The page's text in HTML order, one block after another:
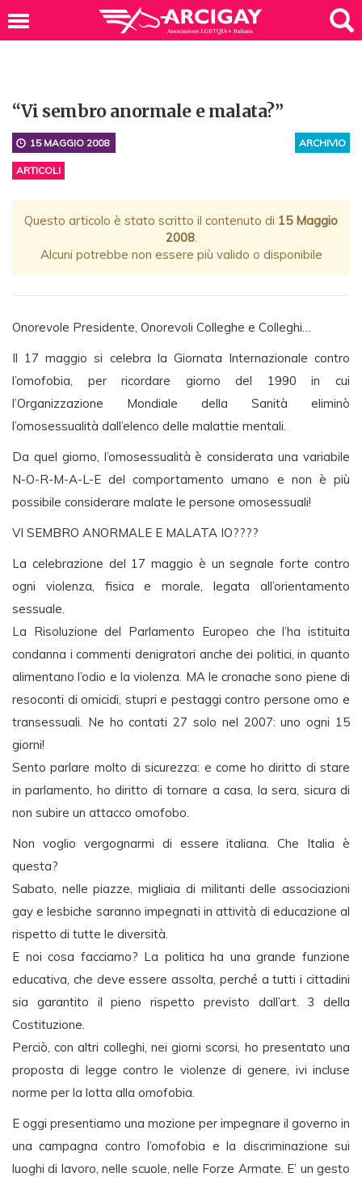
“Vi sembro anormale e malata?”
ARCHIVIO
15 MAGGIO 2008
ARTICOLI
Questo articolo è stato scritto il contenuto di 15 Maggio
2008.
Alcuni potrebbe non essere più valido o disponibile
Onorevole Presidente, Onorevoli Colleghe e Colleghi…
Il 17 maggio si celebra la Giornata Internazionale contro
l’omofobia, per ricordare giorno del 1990 in cui
l’Organizzazione Mondiale della Sanità eliminò
l’omosessualità dall’elenco delle malattie mentali.
Da quel giorno, l’omosessualità è considerata una variabile
N-O-R-M-A-L-E del comportamento umano e non è più
possibile considerare malate le persone omosessuali!
VI SEMBRO ANORMALE E MALATA IO????
La celebrazione del 17 maggio è un segnale forte contro
ogni violenza, fisica e morale, legata all’orientamento
sessuale.
La Risoluzione del Parlamento Europeo che l’ha istituita
condanna i commenti denigratori anche dei politici, in quanto
alimentano l’odio e la violenza. MA le cronache sono piene di
resoconti di omicidi, stupri e pestaggi contro persone omo e
transessuali. Ne ho contati 27 solo nel 2007: uno ogni 15
giorni!
Sento parlare molto di sicurezza: e come ho diritto di stare
in parlamento, ho diritto di tornare a casa, la sera, sicura di
non subire un attacco omofobo.
Non voglio vergognarmi di essere italiana. Che Italia è
questa?
Sabato, nelle piazze, migliaia di militanti delle associazioni
gay e lesbiche saranno impegnati in attività di educazione al
rispetto di tutte le diversità.
E noi cosa facciamo? La politica ha una grande funzione
educativa, che deve essere assolta, perché a tutti i cittadini
sia garantito il pieno rispetto previsto dall’art. 3 della
Costituzione.
Perciò, con altri colleghi, nei giorni scorsi, ho presentato una
proposta di legge contro le violenze di genere, ivi incluse
norme per la lotta alla omofobia.
E oggi presentiamo una mozione per impegnare il governo in
una campagna contro l’omofobia e la discriminazione sui
luoghi di lavoro, nelle scuole, nelle Forze Armate. E’ un gesto